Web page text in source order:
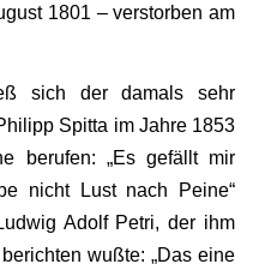
1801 – verstorben am
sich der damals sehr
Spitta im Jahre 1853
berufen: „Es gefällt mir
nicht Lust nach Peine“
Adolf Petri, der ihm
wußte: „Das eine